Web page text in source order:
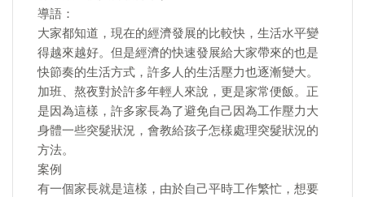
導語：
大家都知道，現在的經濟發展的比較快，生活水平變
得越來越好。但是經濟的快速發展給大家帶來的也是
快節奏的生活方式，許多人的生活壓力也逐漸變大。
加班、熬夜對於許多年輕人來說，更是家常便飯。正
是因為這樣，許多家長為了避免自己因為工作壓力大
身體一些突髮狀況，會教給孩子怎樣處理突髮狀況的
方法。
案例
有一個家長就是這樣，由於自己平時工作繁忙，想要